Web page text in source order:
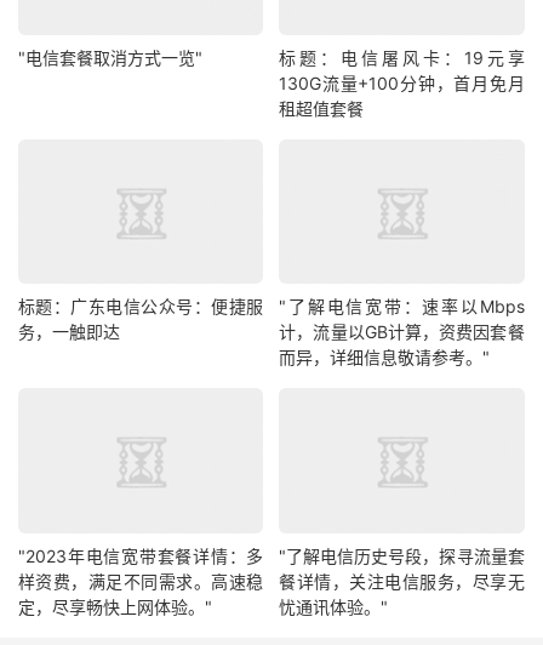
"电信套餐取消方式一览"
标题：电信屠风卡：19元享
130G流量+100分钟，首月免月
租超值套餐
标题：广东电信公众号：便捷服
务，一触即达
"了解电信宽带：速率以Mbps
计，流量以GB计算，资费因套餐
而异，详细信息敬请参考。"
"2023年电信宽带套餐详情：多
样资费，满足不同需求。高速稳
定，尽享畅快上网体验。"
"了解电信历史号段，探寻流量套
餐详情，关注电信服务，尽享无
忧通讯体验。"